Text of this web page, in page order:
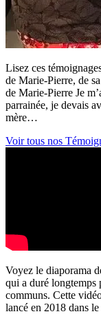
Lisez ces
de Marie-Pierre, de
de Marie-Pierre Je
parrainée, je devais
mère…
Voir tous nos
Voyez le diaporama
qui a duré longtemps
communs. Cette
lancé en 2018 dans